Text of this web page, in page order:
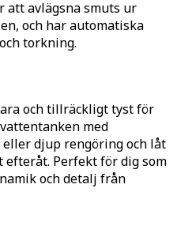
att avlägsna smuts ur
och har automatiska
torkning.
och tillräckligt tyst för
med
djup rengöring och låt
Perfekt för dig som
och detalj från